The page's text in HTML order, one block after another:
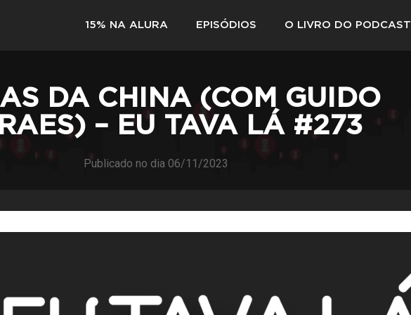
15% NA ALURA EPISÓDIOS O LIVRO DO PODCAST
DA CHINA (COM GUIDO
– EU TAVA LÁ #273
Publicado no dia 06/11/2023